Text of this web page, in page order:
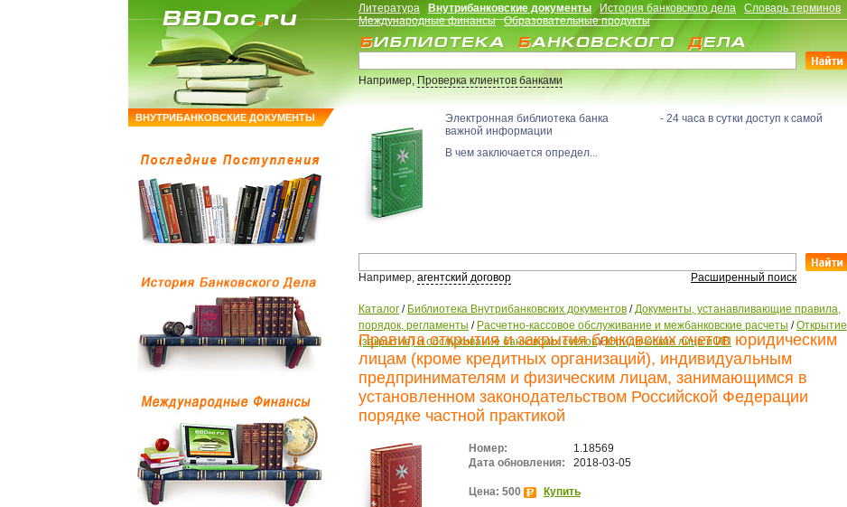
ВНУТРИБАНКОВСКИЕ ДОКУМЕНТЫ
Литература Внутрибанковские документы История банковского дела
Словарь терминов
Международные финансы
Образовательные продукты
Например,Проверка клиентов банками
Электронная библиотека банка - 24 часа в сутки доступ к самой
важной информации
В чем заключается определ...
Например, агентский договор Расширенный поиск
Каталог / Библиотека Внутрибанковских документов /Документы, устанавливающие правила,
порядок, регламенты / Расчетно-кассовое обслуживание и межбанковские расчеты /Открытие
(закрытие) и обслуживание банковских счетов/Юридические лица и ИП
Правила открытия и закрытия банковских счетов юридическим
лицам (кроме кредитных организаций), индивидуальным
предпринимателям и физическим лицам, занимающимся в
установленном законодательством Российской Федерации
порядке частной практикой
Номер:
1.18569
Дата обновления:
2018-03-05
Цена: 500 Купить